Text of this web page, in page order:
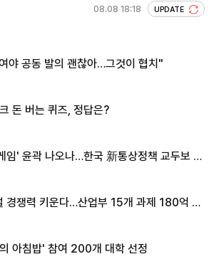
08.08 18:18 UPDATE
야 공동 발의 괜찮아…그것이 협치"
돈 버는 퀴즈, 정답은?
임' 윤곽 나오나…한국 新통상정책 교두보 활
경쟁력 키운다…산업부 15개 과제 180억 지
아침밥' 참여 200개 대학 선정